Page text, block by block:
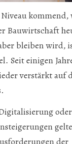
Bauwirtschaft
bleiben wird,
Seit einigen
verstärkt auf
der